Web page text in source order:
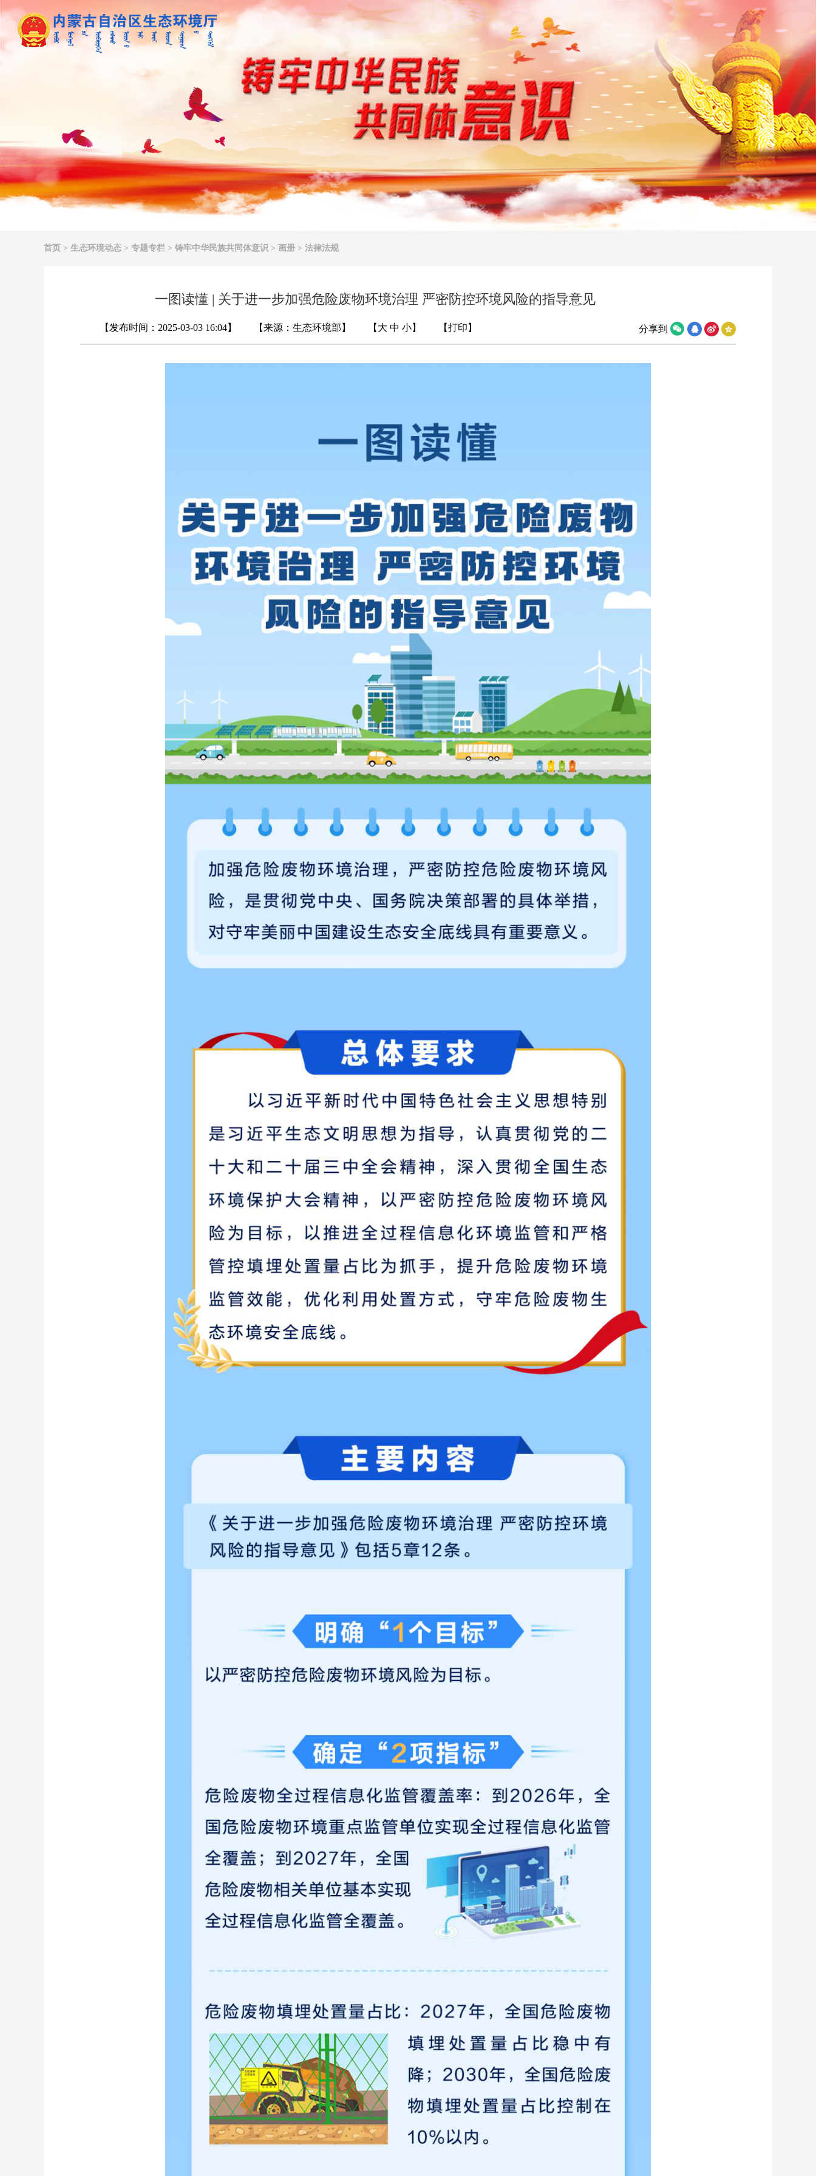
首页 > 生态环境动态 > 专题专栏 > 铸牢中华民族共同体意识 > 画册 > 法律法规
一图读懂 | 关于进一步加强危险废物环境治理 严密防控环境风险的指导意见
【发布时间：2025-03-03 16:04】 【来源：生态环境部 】 【 大 中 小】 【打印 】 分享到